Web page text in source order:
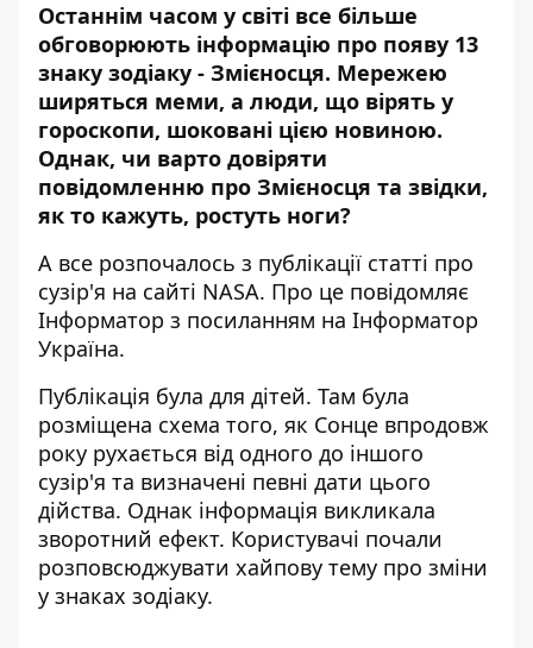
Останнім часом у світі все більше
обговорюють інформацію про появу 13
знаку зодіаку - Змієносця. Мережею
ширяться меми, а люди, що вірять у
гороскопи, шоковані цією новиною.
Однак, чи варто довіряти
повідомленню про Змієносця та звідки,
як то кажуть, ростуть ноги?
А все розпочалось з публікації статті про
сузір'я на сайті NASA. Про це повідомляє
Інформатор з посиланням на Інформатор
Україна.
Публікація була для дітей. Там була
розміщена схема того, як Сонце впродовж
року рухається від одного до іншого
сузір'я та визначені певні дати цього
дійства. Однак інформація викликала
зворотний ефект. Користувачі почали
розповсюджувати хайпову тему про зміни
у знаках зодіаку.